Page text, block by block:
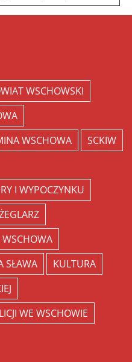
WSCHOWSKI
WSCHOWA
SCKIW
I WYPOCZYNKU
WSCHOWA
SŁAWA
KULTURA
WE WSCHOWIE